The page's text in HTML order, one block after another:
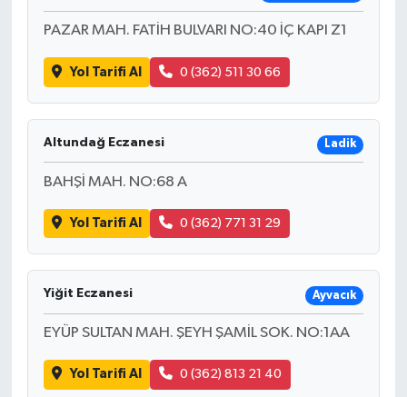
PAZAR MAH. FATİH BULVARI NO:40 İÇ KAPI Z1
Yol Tarifi Al 0 (362) 511 30 66
Altundağ Eczanesi Ladik
BAHŞİ MAH. NO:68 A
Yol Tarifi Al 0 (362) 771 31 29
Yiğit Eczanesi Ayvacık
EYÜP SULTAN MAH. ŞEYH ŞAMİL SOK. NO:1AA
Yol Tarifi Al 0 (362) 813 21 40